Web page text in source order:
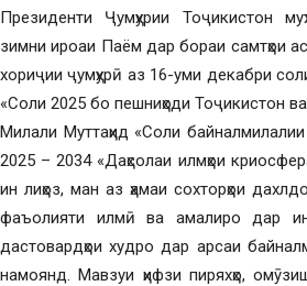
Президенти Ҷумҳурии Тоҷикистон
зимни ироаи Паём дар бораи самтҳои
хориҷии ҷумҳурӣ аз 16-уми декабри
«Соли 2025 бо пешниҳоди Тоҷикистон
Милали Муттаҳид «Соли байналмилалии
2025 – 2034 «Даҳсолаи илмҳои
ин лиҳоз, ман аз ҳамаи сохторҳои
фаъолияти илмӣ ва амалиро дар
дастовардҳои худро дар арсаи
намоянд. Мавзуи ҳифзи пиряхҳо,